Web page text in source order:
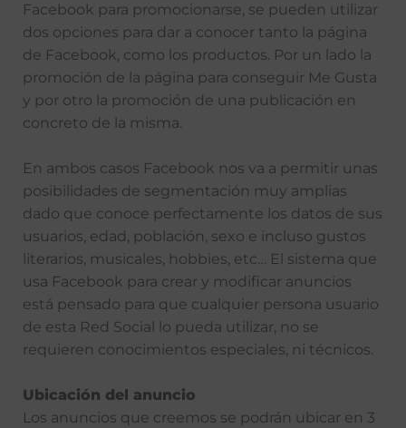
Facebook para promocionarse, se pueden utilizar
dos opciones para dar a conocer tanto la página
de Facebook, como los productos. Por un lado la
promoción de la página para conseguir Me Gusta
y por otro la promoción de una publicación en
concreto de la misma.
En ambos casos Facebook nos va a permitir unas
posibilidades de segmentación muy amplias
dado que conoce perfectamente los datos de sus
usuarios, edad, población, sexo e incluso gustos
literarios, musicales, hobbies, etc… El sistema que
usa Facebook para crear y modificar anuncios
está pensado para que cualquier persona usuario
de esta Red Social lo pueda utilizar, no se
requieren conocimientos especiales, ni técnicos.
Ubicación del anuncio
Los anuncios que creemos se podrán ubicar en 3